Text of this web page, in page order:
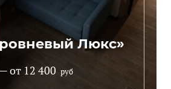
Люкс»
от 12 400 руб